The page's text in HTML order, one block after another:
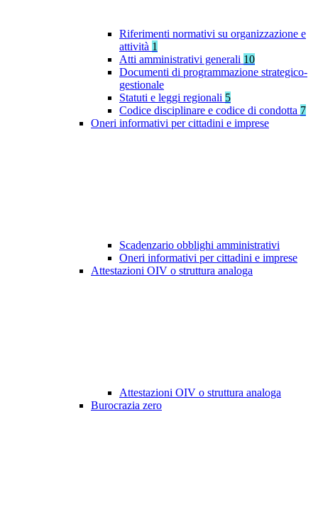
Riferimenti normativi su organizzazione e
attività 1
Atti amministrativi generali 10
Documenti di programmazione strategico-
gestionale
Statuti e leggi regionali 5
Codice disciplinare e codice di condotta 7
Oneri informativi per cittadini e imprese
Scadenzario obblighi amministrativi
Oneri informativi per cittadini e imprese
Attestazioni OIV o struttura analoga
Attestazioni OIV o struttura analoga
Burocrazia zero